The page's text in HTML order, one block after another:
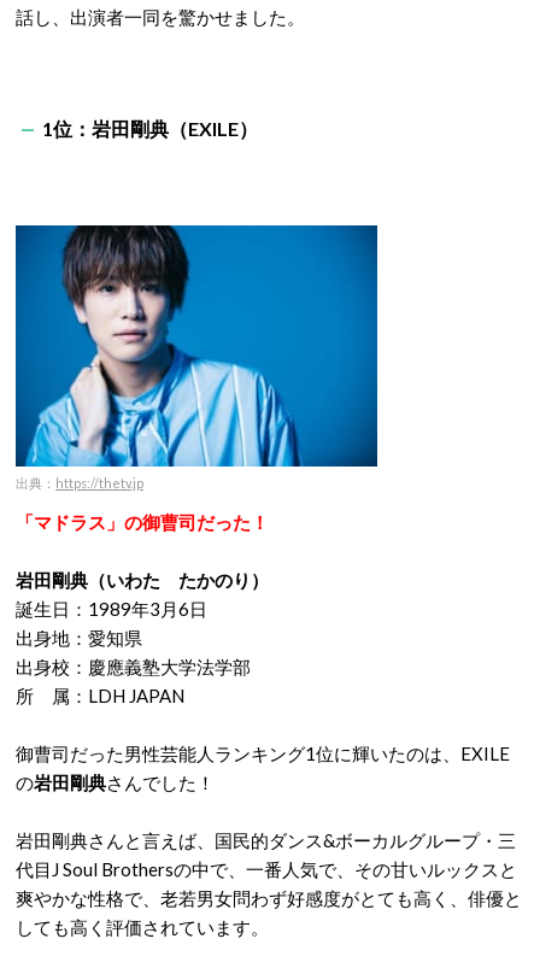
話し、出演者一同を驚かせました。
1位：岩田剛典（EXILE）
出典： https://thetv.jp
「マドラス」の御曹司だった！
岩田剛典（いわた たかのり）
誕生日：1989年3月6日
出身地：愛知県
出身校：慶應義塾大学法学部
所 属：LDH JAPAN
御曹司だった男性芸能人ランキング1位に輝いたのは、EXILE
の岩田剛典さんでした！
岩田剛典さんと言えば、国民的ダンス&ボーカルグループ・三
代目J Soul Brothersの中で、一番人気で、その甘いルックスと
爽やかな性格で、老若男女問わず好感度がとても高く、俳優と
しても高く評価されています。